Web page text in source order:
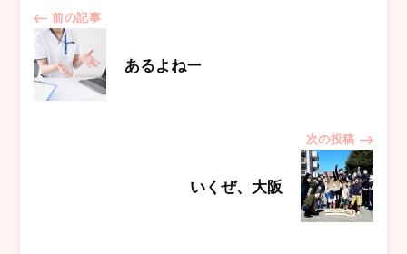
投
稿
ナ
前の記事
あるよねー
次の投稿
いくぜ、大阪